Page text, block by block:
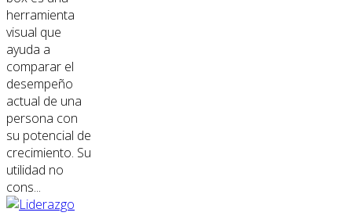
herramienta
visual que
ayuda a
comparar el
desempeño
actual de una
persona con
su potencial de
crecimiento. Su
utilidad no
cons...